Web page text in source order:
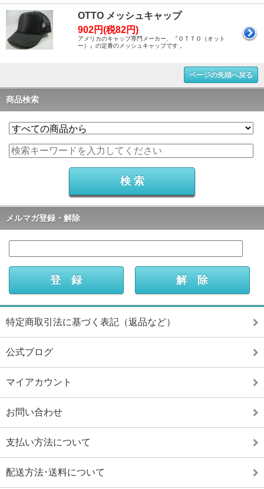
OTTO メッシュキャップ
902円(税82円)
アメリカのキャップ専門メーカー、『ＯＴＴＯ（オット
ー）』の定番のメッシュキャップです 。
ページの先頭へ戻る
商品検索
メルマガ登録・解除
特定商取引法に基づく表記（返品など）
公式ブログ
マイアカウント
お問い合わせ
支払い方法について
配送方法･送料について